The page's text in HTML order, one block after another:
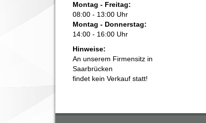
Montag - Freitag:
08:00 - 13:00 Uhr
Montag - Donnerstag:
14:00 - 16:00 Uhr
Hinweise:
An unserem Firmensitz in
Saarbrücken
findet kein Verkauf statt!